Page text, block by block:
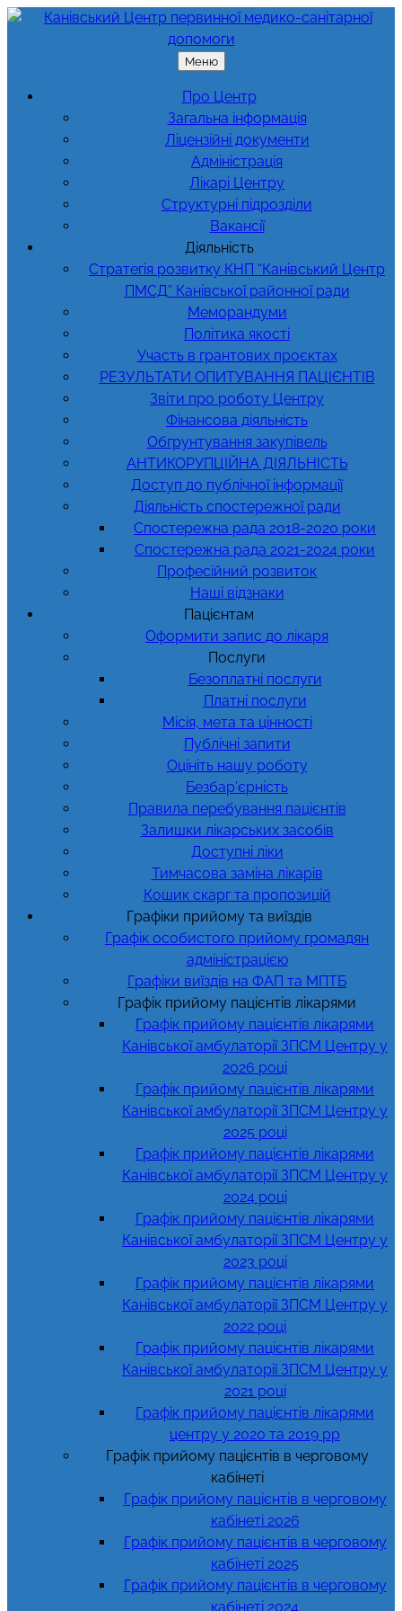
Перейти
Меню
Про Центр
Загальна інформація
Ліцензійні документи
Адміністрація
Лікарі Центру
Структурні підрозділи
Вакансії
Діяльність
Стратегія розвитку КНП “Канівський Центр
ПМСД” Канівської районної ради
Меморандуми
Політика якості
Участь в грантових проєктах
РЕЗУЛЬТАТИ ОПИТУВАННЯ ПАЦІЄНТІВ
Звіти про роботу Центру
Фінансова діяльність
Обгрунтування закупівель
АНТИКОРУПЦІЙНА ДІЯЛЬНІСТЬ
Доступ до публічної інформації
Діяльність спостережної ради
Спостережна рада 2018-2020 роки
Спостережна рада 2021-2024 роки
Професійний розвиток
Наші відзнаки
Пацієнтам
Оформити запис до лікаря
Послуги
Безоплатні послуги
Платні послуги
Місія, мета та цінності
Публічні запити
Оцініть нашу роботу
Безбар’єрність
Правила перебування пацієнтів
Залишки лікарських засобів
Доступні ліки
Тимчасова заміна лікарів
Кошик скарг та пропозицій
Графіки прийому та виїздів
Графік особистого прийому громадян
адміністрацією
Графіки виїздів на ФАП та МПТБ
Графік прийому пацієнтів лікарями
Графік прийому пацієнтів лікарями
Канівської амбулаторії ЗПСМ Центру у
2026 році
Графік прийому пацієнтів лікарями
Канівської амбулаторії ЗПСМ Центру у
2025 році
Графік прийому пацієнтів лікарями
Канівської амбулаторії ЗПСМ Центру у
2024 році
Графік прийому пацієнтів лікарями
Канівської амбулаторії ЗПСМ Центру у
2023 році
Графік прийому пацієнтів лікарями
Канівської амбулаторії ЗПСМ Центру у
2022 році
Графік прийому пацієнтів лікарями
Канівської амбулаторії ЗПСМ Центру у
2021 році
Графік прийому пацієнтів лікарями
центру у 2020 та 2019 рр
Графік прийому пацієнтів в черговому
кабінеті
Графік прийому пацієнтів в черговому
кабінеті 2026
Графік прийому пацієнтів в черговому
кабінеті 2025
Графік прийому пацієнтів в черговому
кабінеті 2024